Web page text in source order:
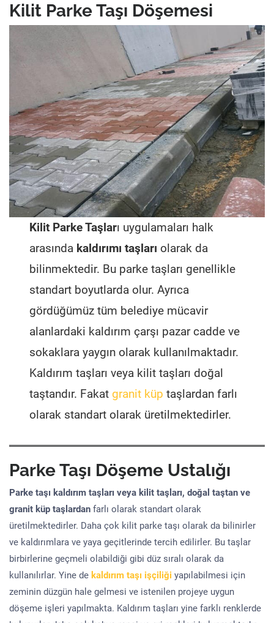
Kilit Parke Taşı Döşemesi
Kilit Parke Taşları uygulamaları halk
arasında kaldırımı taşları olarak da
bilinmektedir. Bu parke taşları genellikle
standart boyutlarda olur. Ayrıca
gördüğümüz tüm belediye mücavir
alanlardaki kaldırım çarşı pazar cadde ve
sokaklara yaygın olarak kullanılmaktadır.
Kaldırım taşları veya kilit taşları doğal
taştandır. Fakat granit küp taşlardan farlı
olarak standart olarak üretilmektedirler.
Parke Taşı Döşeme Ustalığı
Parke taşı kaldırım taşları veya kilit taşları, doğal taştan ve
granit küp taşlardan farlı olarak standart olarak
üretilmektedirler. Daha çok kilit parke taşı olarak da bilinirler
ve kaldırımlara ve yaya geçitlerinde tercih edilirler. Bu taşlar
birbirlerine geçmeli olabildiği gibi düz sıralı olarak da
kullanılırlar. Yine de kaldırım taşı işçiliği yapılabilmesi için
zeminin düzgün hale gelmesi ve istenilen projeye uygun
döşeme işleri yapılmakta. Kaldırım taşları yine farklı renklerde